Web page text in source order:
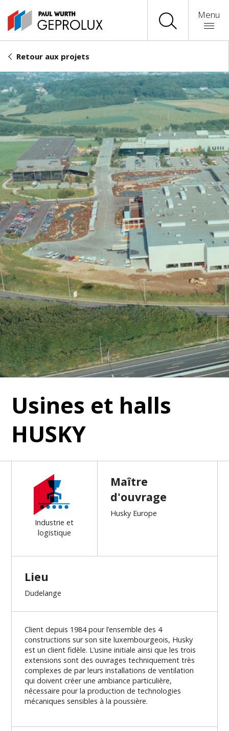
Retour aux projets
Menu
Usines et halls
HUSKY
Industrie et
logistique
Maître
d'ouvrage
Husky Europe
Lieu
Dudelange
Client depuis 1984 pour l’ensemble des 4
constructions sur son site luxembourgeois, Husky
est un client fidèle. L’usine initiale ainsi que les trois
extensions sont des ouvrages techniquement très
complexes de par leurs installations de ventilation
qui doivent créer une ambiance particulière,
nécessaire pour la production de technologies
mécaniques sensibles à la poussière.